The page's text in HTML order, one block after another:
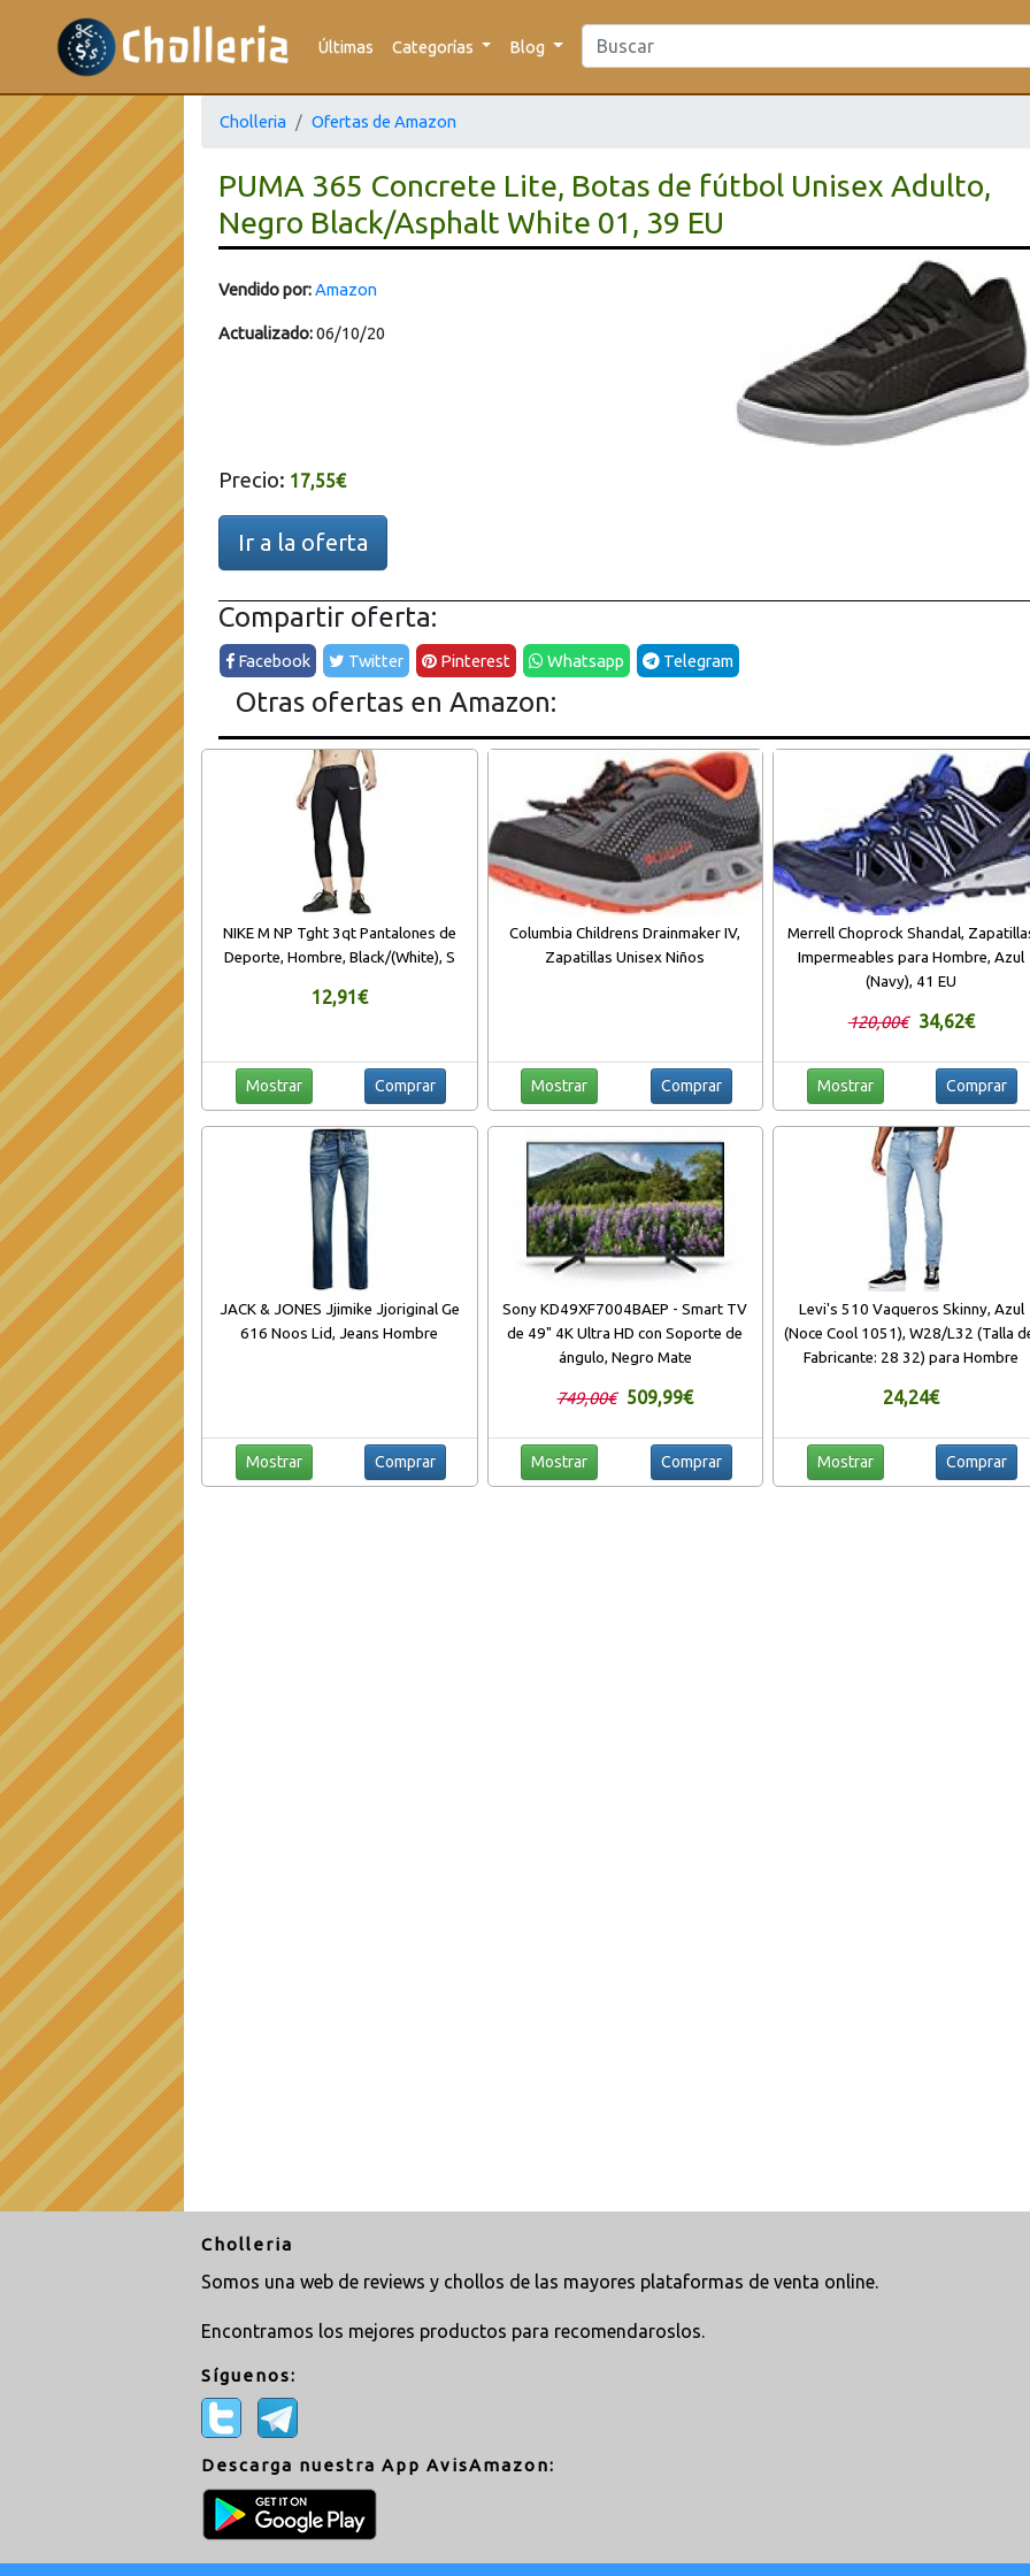
Últimas Categorías Blog
Cholleria Ofertas de Amazon
PUMA 365 Concrete Lite, Botas de fútbol Unisex Adulto,
Negro Black/Asphalt White 01, 39 EU
Vendido por:Amazon
Actualizado:06/10/20
Precio: 17,55€
Ir a la oferta
Compartir oferta:
Facebook Twitter Pinterest Whatsapp Telegram
Otras ofertas en Amazon:
NIKE M NP Tght 3qt Pantalones de
Deporte, Hombre, Black/(White), S
12,91€
Mostrar Comprar
Columbia Childrens Drainmaker IV,
Zapatillas Unisex Niños
Mostrar Comprar
Merrell Choprock Shandal,
Impermeables para Hombre, Azul
(Navy), 41 EU
120,00€ 34,62€
Mostrar Comprar
JACK & JONES Jjimike Jjoriginal Ge
616 Noos Lid, Jeans Hombre
Mostrar Comprar
Sony KD49XF7004BAEP - Smart TV
de 49" 4K Ultra HD con Soporte de
ángulo, Negro Mate
749,00€ 509,99€
Mostrar Comprar
Levi's 510 Vaqueros Skinny, Azul
(Noce Cool 1051), W28/L32 (Talla
Fabricante: 28 32) para Hombre
24,24€
Mostrar Comprar
Cholleria
Somos una web de reviews y chollos de las mayores plataformas de venta online.
Encontramos los mejores productos para recomendaroslos.
Síguenos:
Descarga nuestra App AvisAmazon: